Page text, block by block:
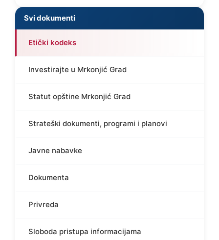
Svi dokumenti
Etički kodeks
Investirajte u Mrkonjić Grad
Statut opštine Mrkonjić Grad
Strateški dokumenti, programi i planovi
Javne nabavke
Dokumenta
Privreda
Sloboda pristupa informacijama